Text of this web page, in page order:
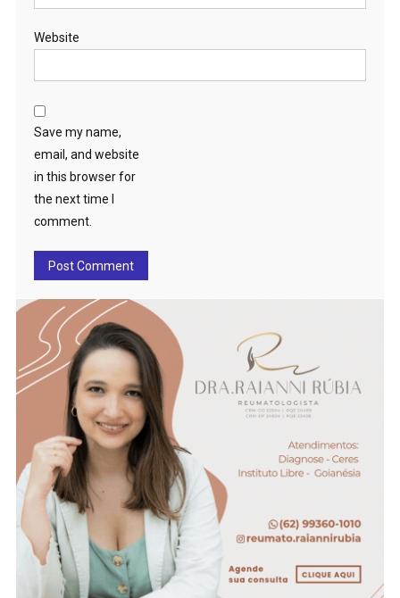
Website
Save my name,
email, and website
in this browser for
the next time I
comment.